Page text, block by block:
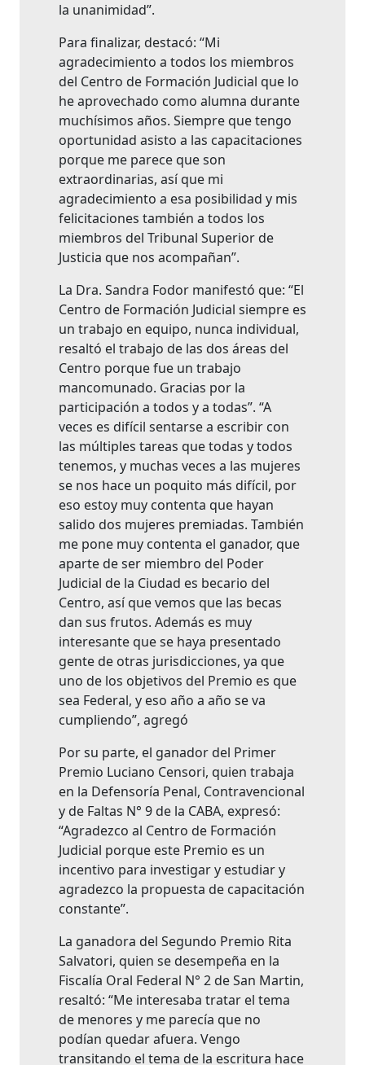
la unanimidad”.
Para finalizar, destacó: “Mi
agradecimiento a todos los miembros
del Centro de Formación Judicial que lo
he aprovechado como alumna durante
muchísimos años. Siempre que tengo
oportunidad asisto a las capacitaciones
porque me parece que son
extraordinarias, así que mi
agradecimiento a esa posibilidad y mis
felicitaciones también a todos los
miembros del Tribunal Superior de
Justicia que nos acompañan”.
La Dra. Sandra Fodor manifestó que: “El
Centro de Formación Judicial siempre es
un trabajo en equipo, nunca individual,
resaltó el trabajo de las dos áreas del
Centro porque fue un trabajo
mancomunado. Gracias por la
participación a todos y a todas”. “A
veces es difícil sentarse a escribir con
las múltiples tareas que todas y todos
tenemos, y muchas veces a las mujeres
se nos hace un poquito más difícil, por
eso estoy muy contenta que hayan
salido dos mujeres premiadas. También
me pone muy contenta el ganador, que
aparte de ser miembro del Poder
Judicial de la Ciudad es becario del
Centro, así que vemos que las becas
dan sus frutos. Además es muy
interesante que se haya presentado
gente de otras jurisdicciones, ya que
uno de los objetivos del Premio es que
sea Federal, y eso año a año se va
cumpliendo”, agregó
Por su parte, el ganador del Primer
Premio Luciano Censori, quien trabaja
en la Defensoría Penal, Contravencional
y de Faltas N° 9 de la CABA, expresó:
“Agradezco al Centro de Formación
Judicial porque este Premio es un
incentivo para investigar y estudiar y
agradezco la propuesta de capacitación
constante”.
La ganadora del Segundo Premio Rita
Salvatori, quien se desempeña en la
Fiscalía Oral Federal N° 2 de San Martin,
resaltó: “Me interesaba tratar el tema
de menores y me parecía que no
podían quedar afuera. Vengo
transitando el tema de la escritura hace